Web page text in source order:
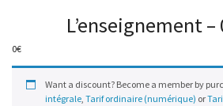
L’enseignement –
0€
Want a discount? Become a member by
intégrale, Tarif ordinaire (numérique) or